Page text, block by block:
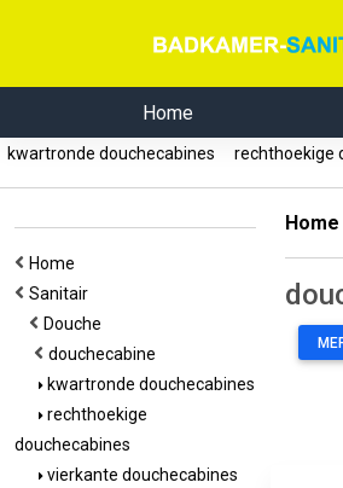
Home
kwartronde douchecabines rechthoekige
Home
Sanitair
Douche
douchecabine
kwartronde douchecabines
rechthoekige
douchecabines
vierkante douchecabines
Home